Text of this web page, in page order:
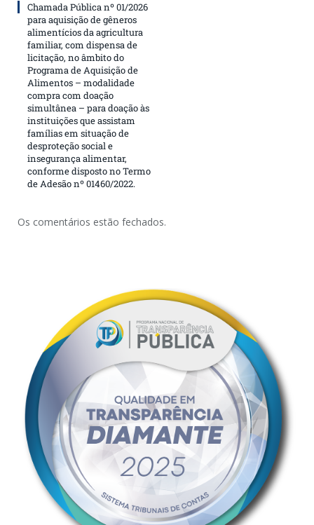
Chamada Pública nº 01/2026
para aquisição de gêneros
alimentícios da agricultura
familiar, com dispensa de
licitação, no âmbito do
Programa de Aquisição de
Alimentos – modalidade
compra com doação
simultânea – para doação às
instituições que assistam
famílias em situação de
desproteção social e
insegurança alimentar,
conforme disposto no Termo
de Adesão nº 01460/2022.
Os comentários estão fechados.